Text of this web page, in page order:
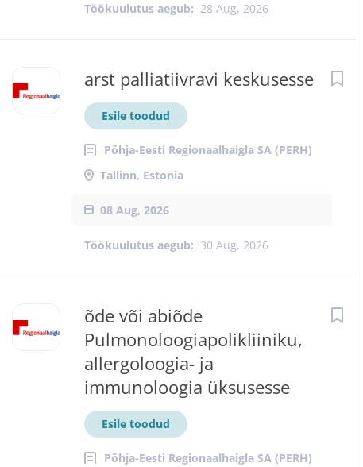
Töökuulutus aegub: 28 Aug, 2026
arst palliatiivravi keskusesse
Esile toodud
Põhja-Eesti Regionaalhaigla SA (PERH)
Tallinn, Estonia
08 Aug, 2026
Töökuulutus aegub: 30 Aug, 2026
õde või abiõde
Pulmonoloogiapolikliiniku,
allergoloogia- ja
immunoloogia üksusesse
Esile toodud
Põhja-Eesti Regionaalhaigla SA (PERH)